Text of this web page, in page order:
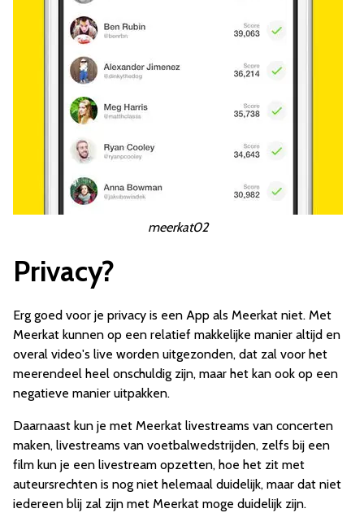
meerkat02
Privacy?
Erg goed voor je privacy is een App als Meerkat niet. Met
Meerkat kunnen op een relatief makkelijke manier altijd en
overal video's live worden uitgezonden, dat zal voor het
meerendeel heel onschuldig zijn, maar het kan ook op een
negatieve manier uitpakken.
Daarnaast kun je met Meerkat livestreams van concerten
maken, livestreams van voetbalwedstrijden, zelfs bij een
film kun je een livestream opzetten, hoe het zit met
auteursrechten is nog niet helemaal duidelijk, maar dat niet
iedereen blij zal zijn met Meerkat moge duidelijk zijn.